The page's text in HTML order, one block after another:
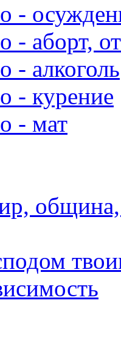
-
- аборт,
- алкоголь
- курение
- мат